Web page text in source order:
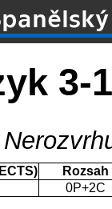
3-1
Rozsah
0P+2C